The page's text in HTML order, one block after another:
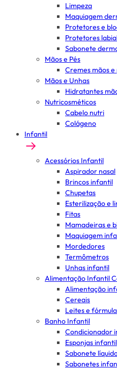
Limpeza
Maquiagem
Protetores e
Protetores
Sabonete
Mãos e Pés
Cremes mãos e
Mãos e Unhas
Hidratantes
Nutricosméticos
Cabelo nutri
Colágeno
Infantil
Acessórios Infantil
Aspirador nasal
Brincos infantil
Chupetas
Esterilização e
Fitas
Mamadeiras e
Maquiagem
Mordedores
Termômetros
Unhas infantil
Alimentação Infantil
Alimentação
Cereais
Leites e
Banho Infantil
Condicionador
Esponjas infantil
Sabonete
Sabonetes